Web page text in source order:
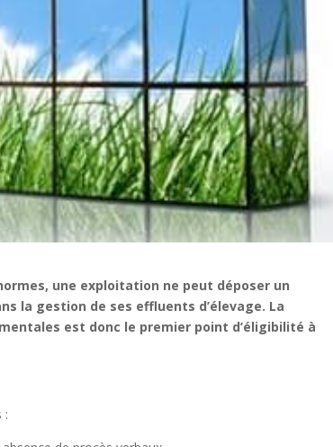
une exploitation ne peut déposer un
la gestion de ses effluents d’élevage. La
est donc le premier point d’éligibilité à
: